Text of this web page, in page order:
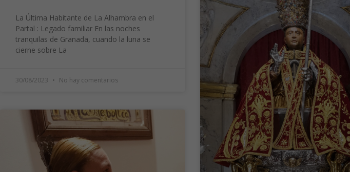
La Última Habitante de La Alhambra en el
Partal : Legado familiar En las noches
tranquilas de Granada, cuando la luna se
cierne sobre La
30/08/2023 No hay comentarios